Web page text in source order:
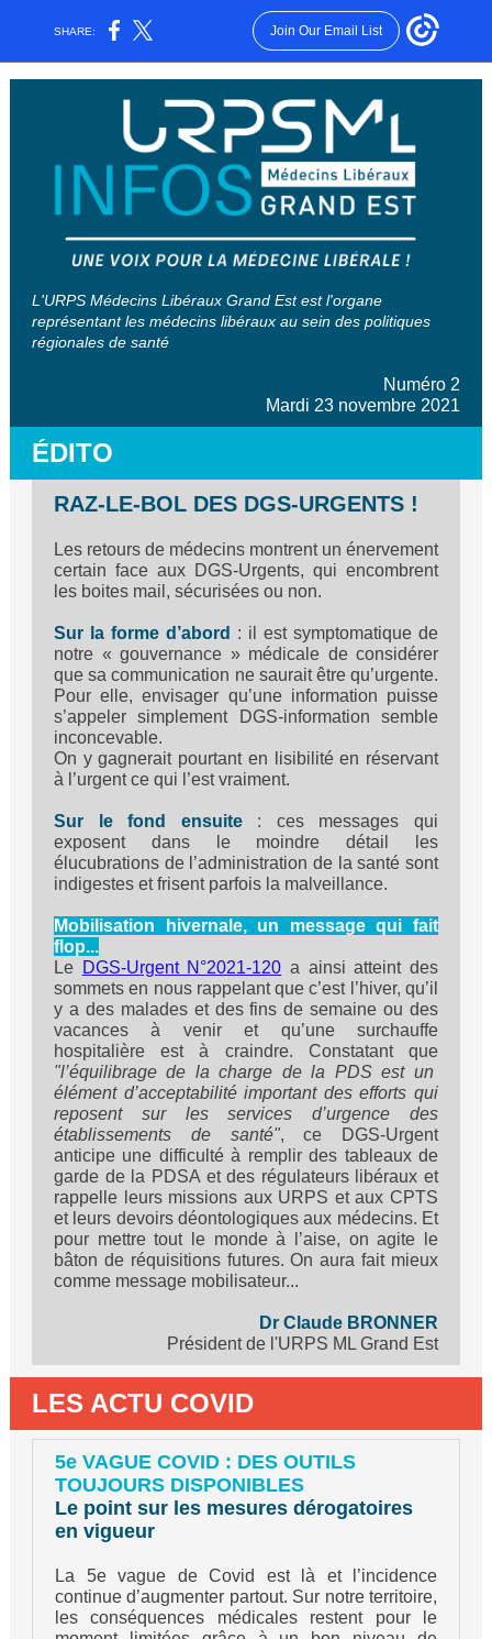
SHARE: Join Our Email List
L'URPS Médecins Libéraux Grand Est est l'organe
représentant les médecins libéraux au sein des politiques
régionales de santé
Numéro 2
Mardi 23 novembre 2021
ÉDITO
RAZ-LE-BOL DES DGS-URGENTS !
Les retours de médecins montrent un énervement
certain face aux DGS-Urgents, qui encombrent
les boites mail, sécurisées ou non.
Sur la forme d’abord : il est symptomatique de
notre « gouvernance » médicale de considérer
que sa communication ne saurait être qu’urgente.
Pour elle, envisager qu’une information puisse
s’appeler simplement DGS-information semble
inconcevable.
On y gagnerait pourtant en lisibilité en réservant
à l’urgent ce qui l’est vraiment.
Sur le fond ensuite: ces messages qui
exposent dans le moindre détail les
élucubrations de l’administration de la santé sont
indigestes et frisent parfois la malveillance.
Mobilisation hivernale, un message qui fait
flop...
Le DGS-Urgent N°2021-120 a ainsi atteint des
sommets en nous rappelant que c’est l’hiver, qu’il
y a des malades et des fins de semaine ou des
vacances à venir et qu’une surchauffe
hospitalière est à craindre. Constatant que
"l’équilibrage de la charge de la PDS est un
élément d’acceptabilité important des efforts qui
reposent sur les services d’urgence des
établissements de santé", ce DGS-Urgent
anticipe une difficulté à remplir des tableaux de
garde de la PDSA et des régulateurs libéraux et
rappelle leurs missions aux URPS et aux CPTS
et leurs devoirs déontologiques aux médecins. Et
pour mettre tout le monde à l’aise, on agite le
bâton de réquisitions futures. On aura fait mieux
comme message mobilisateur...
Dr Claude BRONNER
Président de l'URPS ML Grand Est
LES ACTU COVID
5e VAGUE COVID : DES OUTILS
TOUJOURS DISPONIBLES
Le point sur les mesures dérogatoires
en vigueur
La 5e vague de Covid est là et l’incidence
continue d’augmenter partout. Sur notre territoire,
les conséquences médicales restent pour le